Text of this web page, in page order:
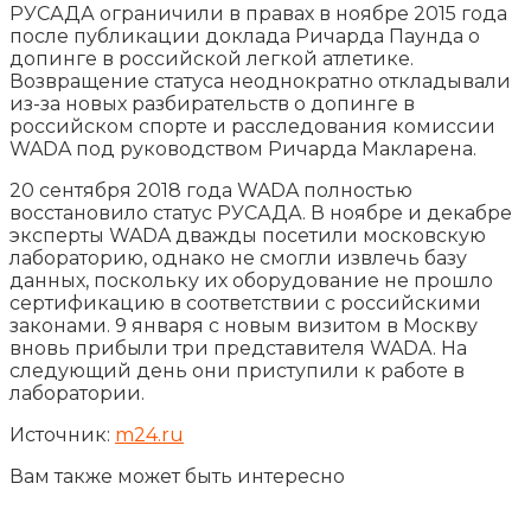
РУСАДА ограничили в правах в ноябре 2015 года
после публикации доклада Ричарда Паунда о
допинге в российской легкой атлетике.
Возвращение статуса неоднократно откладывали
из-за новых разбирательств о допинге в
российском спорте и расследования комиссии
WADA под руководством Ричарда Макларена.
20 сентября 2018 года WADA полностью
восстановило статус РУСАДА. В ноябре и декабре
эксперты WADA дважды посетили московскую
лабораторию, однако не смогли извлечь базу
данных, поскольку их оборудование не прошло
сертификацию в соответствии с российскими
законами. 9 января с новым визитом в Москву
вновь прибыли три представителя WADA. На
следующий день они приступили к работе в
лаборатории.
Источник: m24.ru
Вам также может быть интересно